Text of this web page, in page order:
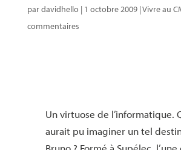
pardavidhello | 1 octobre 2009|Vivre au
commentaires
Un virtuose de l’informatique.
aurait pu imaginer un tel